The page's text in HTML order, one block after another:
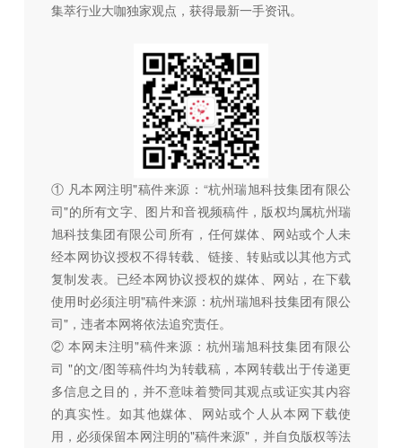
集萃行业大咖独家观点，获得最新一手资讯。
① 凡本网注明"稿件来源：“杭州瑞旭科技集团有限公
司"的所有文字、图片和音视频稿件，版权均属杭州瑞
旭科技集团有限公司所有，任何媒体、网站或个人未
经本网协议授权不得转载、链接、转贴或以其他方式
复制发表。已经本网协议授权的媒体、网站，在下载
使用时必须注明"稿件来源：杭州瑞旭科技集团有限公
司"，违者本网将依法追究责任。
② 本网未注明"稿件来源：杭州瑞旭科技集团有限公
司 "的文/图等稿件均为转载稿，本网转载出于传递更
多信息之目的，并不意味着赞同其观点或证实其内容
的真实性。如其他媒体、网站或个人从本网下载使
用，必须保留本网注明的"稿件来源"，并自负版权等法